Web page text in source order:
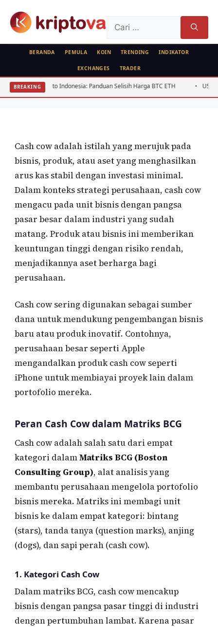
untuk:
BERANDA PEMULA KOIN TRENDING INDIKATOR
EXCHANGES TRADER
BREAKING
Indonesia: Panduan Selisih Harga BTC ETH USD/IDR Agustus
KRIPTO
Apa Itu Cash Cow?
Cash cow adalah istilah yang merujuk pada
bisnis, produk, atau aset yang menghasilkan
arus kas stabil dengan investasi minimal.
Dalam konteks strategi perusahaan, cash cow
mengacu pada unit bisnis dengan pangsa
pasar besar dalam industri yang sudah
matang. Produk atau bisnis ini memberikan
keuntungan tinggi dengan risiko rendah,
menjadikannya aset berharga bagi
perusahaan.
Cash cow sering digunakan sebagai sumber
dana untuk mendukung pengembangan bisnis
baru atau produk inovatif. Contohnya,
perusahaan besar seperti Apple
mengandalkan produk cash cow seperti
iPhone untuk membiayai proyek lain dalam
portofolio mereka.
Peran Cash Cow dalam Matriks BCG
Cash cow adalah salah satu dari empat
kategori dalamMatriks BCG (Boston
Consulting Group), alat analisis yang
membantu perusahaan mengelola portofolio
bisnis mereka. Matriks ini membagi unit
bisnis ke dalam empat kategori: bintang
(stars), tanda tanya (question marks), anjing
(dogs), dan sapi perah (cash cow).
1. Kategori Cash Cow
Dalam matriks BCG, cash cow mencakup
bisnis dengan pangsa pasar tinggi di industri
dengan pertumbuhan lambat. Karena pasar